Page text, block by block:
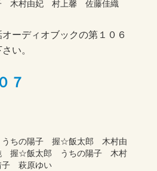
木村由妃 村上馨 佐藤佳織
ーディオブックの第１０６
い。
７
ちの陽子 握☆飯太郎 木村由
☆飯太郎 うちの陽子 木村
萩原ゆい